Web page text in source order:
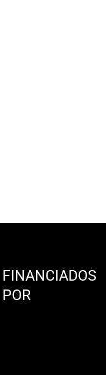
FINANCIADOS
POR